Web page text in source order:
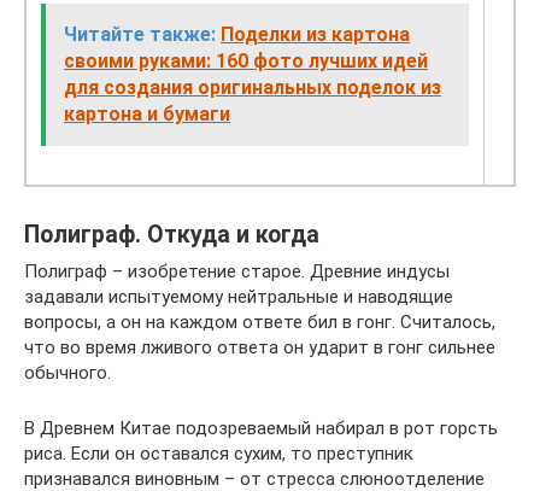
Читайте также: Поделки из картона
своими руками: 160 фото лучших идей
для создания оригинальных поделок из
картона и бумаги
Полиграф. Откуда и когда
Полиграф – изобретение старое. Древние индусы
задавали испытуемому нейтральные и наводящие
вопросы, а он на каждом ответе бил в гонг. Считалось,
что во время лживого ответа он ударит в гонг сильнее
обычного.
В Древнем Китае подозреваемый набирал в рот горсть
риса. Если он оставался сухим, то преступник
признавался виновным – от стресса слюноотделение